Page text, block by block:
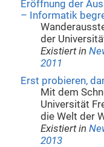
Eröffnung der
– Informatik
der
Existiert in
2011
Erst probieren,
Mit dem
Universität
die Welt der
Existiert in
2013